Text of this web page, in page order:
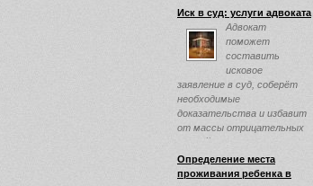
Иск в суд: услуги адвоката
Адвокат
поможет
составить
исковое
заявление в суд, соберёт
необходимые
доказательства и избавит
от массы отрицательных
эмоций ...
Определение места
проживания ребенка в